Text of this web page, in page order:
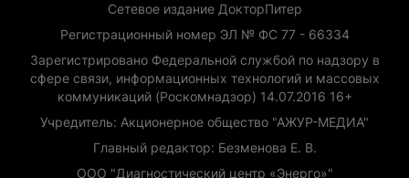
Сетевое издание ДокторПитер
Регистрационный номер ЭЛ № ФС 77 - 66334
Зарегистрировано Федеральной службой по надзору в
сфере связи, информационных технологий и массовых
коммуникаций (Роскомнадзор) 14.07.2016 16+
Учредитель: Акционерное общество "АЖУР-МЕДИА"
Главный редактор: Безменова Е. В.
ООО "Диагностический центр «Энерго»"